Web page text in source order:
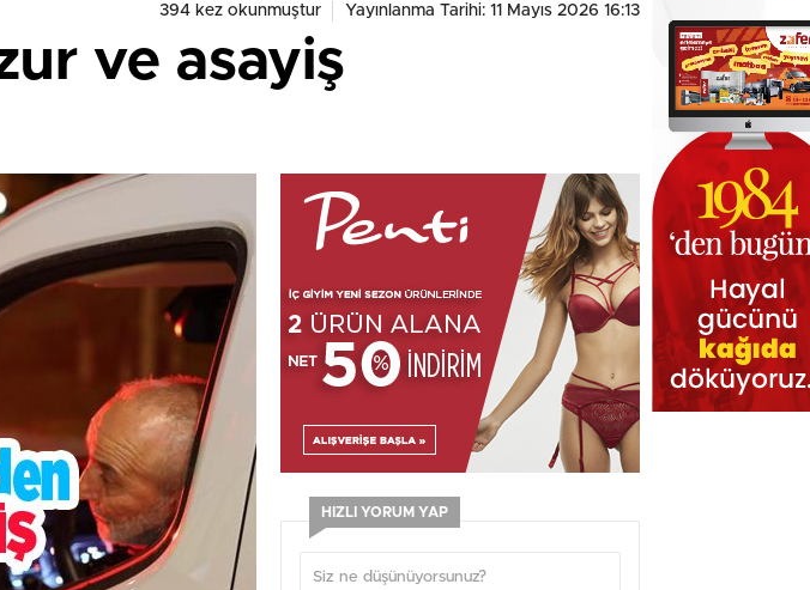
394 kez okunmuştur Yayınlanma Tarihi: 11 Mayıs 2026 16:13
ve asayiş
HIZLI YORUM YAP